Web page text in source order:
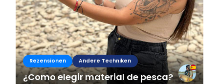
Rezensionen Andere Techniken
¿Como elegir material de pesca?